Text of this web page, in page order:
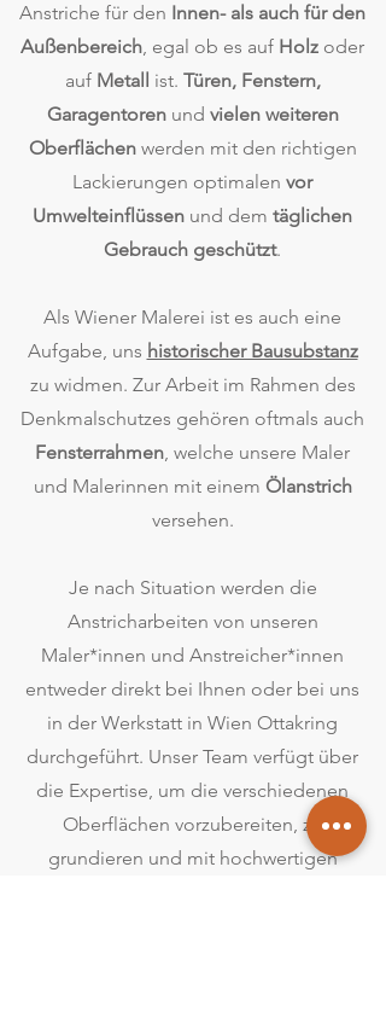
Anstriche für den Innen- als auch für den
Außenbereich, egal ob es auf Holz oder
auf Metall ist. Türen, Fenstern,
Garagentorenund vielen weiteren
Oberflächenwerden mit den richtigen
Lackierungen optimalen vor
Umwelteinflüssen und dem täglichen
Gebrauch geschützt.
Als Wiener Malerei ist es auch eine
Aufgabe, uns historischer Bausubstanz
zu widmen. Zur Arbeit im Rahmen des
Denkmalschutzes gehören oftmals auch
Fensterrahmen, welche unsere Maler
und Malerinnen mit einem Ölanstrich
versehen.
Je nach Situation werden die
Anstricharbeiten von unseren
Maler*innen und Anstreicher*innen
entweder direkt bei Ihnen oder bei uns
in der Werkstatt in Wien Ottakring
durchgeführt.​ Unser Team verfügt über
die Expertise, um die verschiedenen
Oberflächen vorzubereiten, zu
grundieren und mit hochwertigen